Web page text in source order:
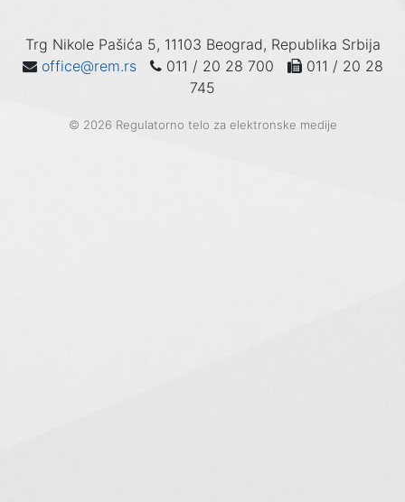
Trg Nikole Pašića 5, 11103 Beograd, Republika Srbija
office@rem.rs
011 / 20 28 700
011 / 20 28
745
© 2026 Regulatorno telo za elektronske medije